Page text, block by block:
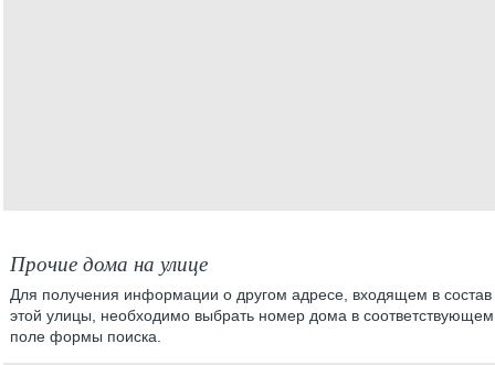
Прочие дома на улице
Для получения информации о другом адресе, входящем в состав
этой улицы, необходимо выбрать номер дома в соответствующем
поле формы поиска.